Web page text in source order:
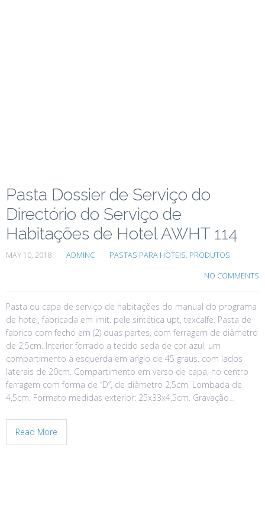
Pasta Dossier de Serviço do
Directório do Serviço de
Habitações de Hotel AWHT 114
MAY 10, 2018 ADMINC PASTAS PARA HOTEIS, PRODUTOS
NO COMMENTS
Pasta ou capa de serviço de habitações do manual do programa
de hotel, fabricada em imit. pele sintética upt, texcalfe. Pasta de
fabrico com fecho em (2) duas partes, com ferragem de diâmetro
de 2,5cm. Interior forrado a tecido seda de cor azul, um
compartimento a esquerda em anglo de 45 graus, com lados
laterais de 20cm. Compartimento em verso de capa, no centro
ferragem com forma de “D”, de diâmetro 2,5cm. Lombada de
4,5cm. Formato medidas exterior: 25x33x4,5cm. Gravação…
Read More